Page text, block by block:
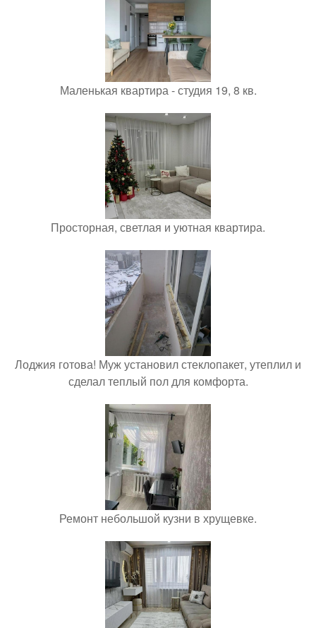
Маленькая квартира - студия 19, 8 кв.
Просторная, светлая и уютная квартира.
Лоджия готова! Муж установил стеклопакет, утеплил и
сделал теплый пол для комфорта.
Ремонт небольшой кузни в хрущевке.